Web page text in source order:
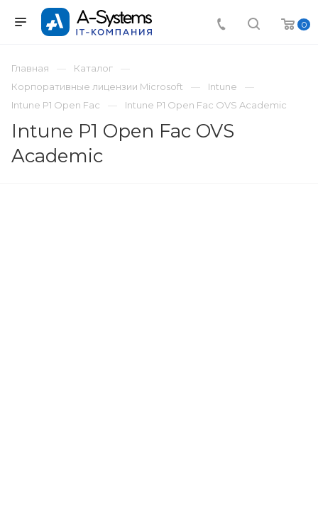
0
Главная
Каталог
Корпоративные лицензии Microsoft
Intune
Intune P1 Open Fac
Intune P1 Open Fac OVS Academic
Intune P1 Open Fac OVS
Academic